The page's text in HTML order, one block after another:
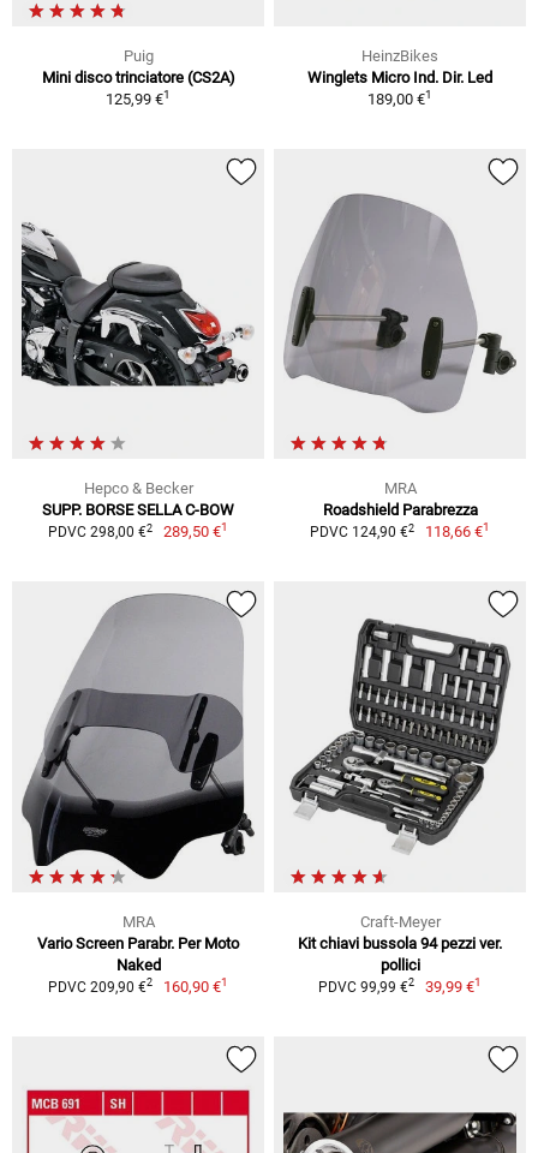
Puig
Mini disco trinciatore (CS2A)
125,99 €1
HeinzBikes
Winglets Micro Ind. Dir. Led
189,00 €1
Hepco & Becker
SUPP. BORSE SELLA C-BOW
PDVC 298,00 €2 289,50 €1
MRA
Roadshield Parabrezza
PDVC 124,90 €2 118,66 €1
MRA
Vario Screen Parabr. Per Moto
Naked
PDVC 209,90 €2 160,90 €1
Craft-Meyer
Kit chiavi bussola 94 pezzi ver.
pollici
PDVC 99,99 €2 39,99 €1